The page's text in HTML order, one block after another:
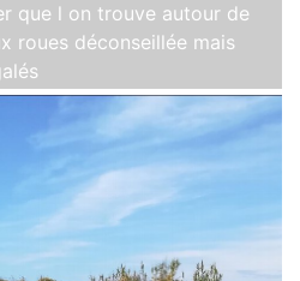
que l on trouve autour de
roues déconseillée mais